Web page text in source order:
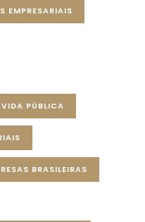
EMPRESARIAIS
PÚBLICA
BRASILEIRAS